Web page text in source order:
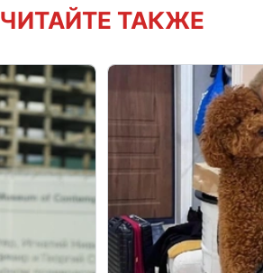
ЧИТАЙТЕ ТАКЖЕ